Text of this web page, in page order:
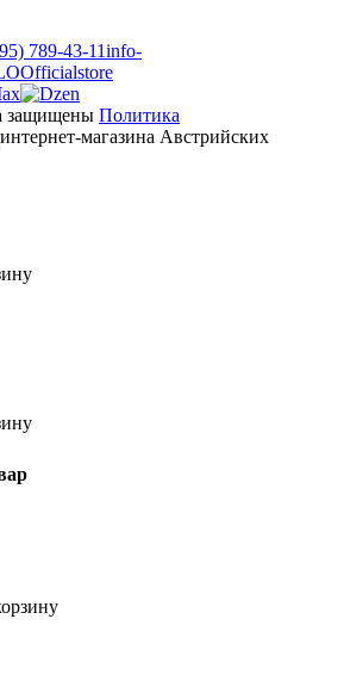
789-43-11info-
защищены Политика
интернет-магазина Австрийских